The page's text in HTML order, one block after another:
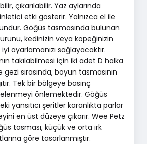
çıkarılabilir. Yaz aylarında
etki gösterir. Yalnızca el ile
Göğüs tasmasında bulunan
kedinizin veya köpeğinizin
ayarlamanızı sağlayacaktır.
takılabilmesi için iki adet D halka
sırasında, boyun tasmasının
Tek bir bölgeye basınç
önlemektedir. Göğüs
yansıtıcı şeritler karanlıkta parlar
en üst düzeye çıkarır. Wee Petz
tasması, küçük ve orta ırk
göre tasarlanmıştır.